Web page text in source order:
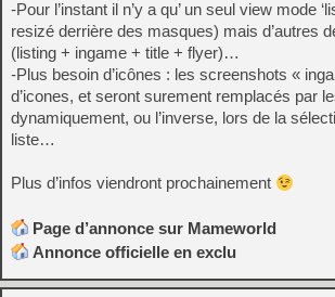
-Pour l’instant il n’y a qu’ un seul view mode
resizé derrière des masques) mais d’autres
(listing + ingame + title + flyer)…
-Plus besoin d’icônes : les screenshots «
d’icones, et seront surement remplacés par
dynamiquement, ou l’inverse, lors de la
liste…
Plus d’infos viendront prochainement
Page d’annonce sur Mameworld
Annonce officielle en exclu